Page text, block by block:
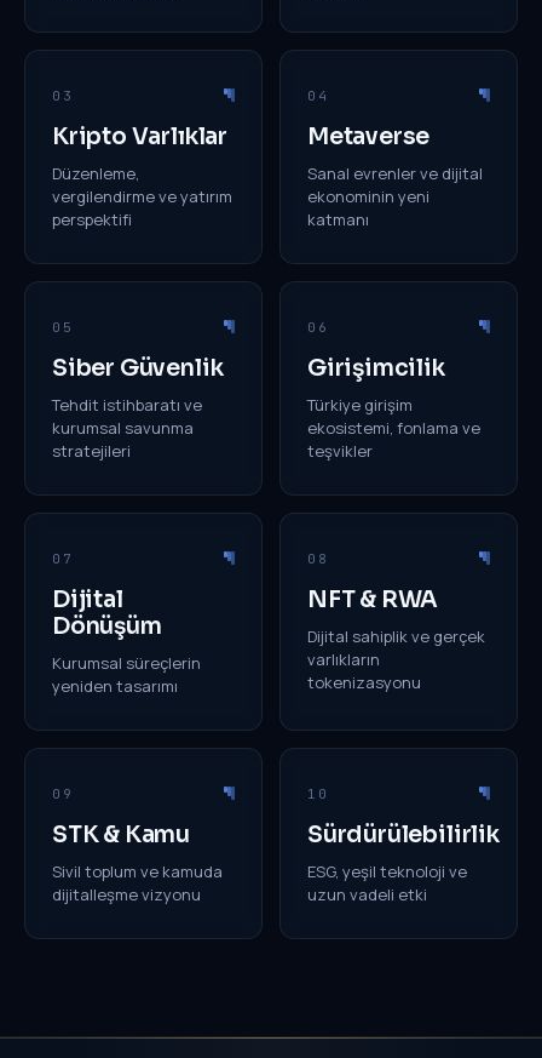
03
Kripto Varlıklar
Düzenleme,
vergilendirme ve yatırım
perspektifi
04
Metaverse
Sanal evrenler ve dijital
ekonominin yeni
katmanı
05
Siber Güvenlik
Tehdit istihbaratı ve
kurumsal savunma
stratejileri
06
Girişimcilik
Türkiye girişim
ekosistemi, fonlama ve
teşvikler
07
Dijital
Dönüşüm
Kurumsal süreçlerin
yeniden tasarımı
08
NFT & RWA
Dijital sahiplik ve gerçek
varlıkların
tokenizasyonu
09
STK & Kamu
Sivil toplum ve kamuda
dijitalleşme vizyonu
10
Sürdürülebilirlik
ESG, yeşil teknoloji ve
uzun vadeli etki